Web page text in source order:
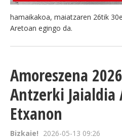
hamaikakoa, maiatzaren 26tik
Aretoan egingo da.
Amoreszena
Antzerki Jaialdia
Etxanon
Bizkaie! 2026-05-13 09:26